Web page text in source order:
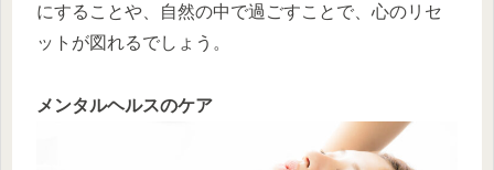
にすることや、自然の中で過ごすことで、心のリセ
ットが図れるでしょう。
メンタルヘルスのケア